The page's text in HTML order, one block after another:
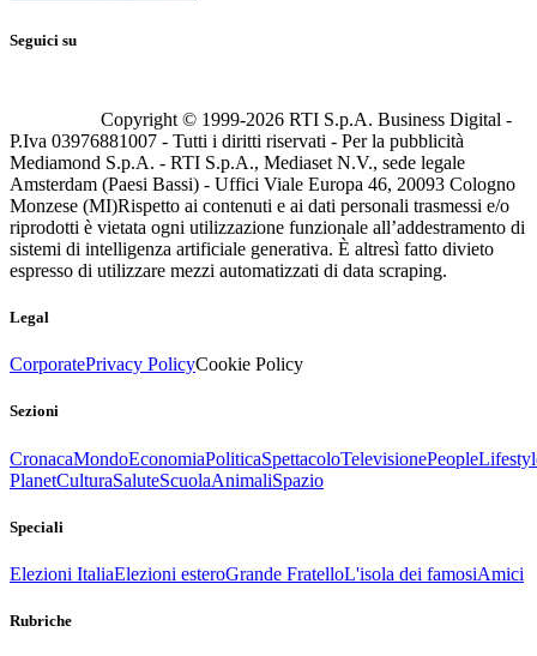
Seguici su
Copyright © 1999-2026 RTI S.p.A. Business Digital -
P.Iva 03976881007 - Tutti i diritti riservati - Per la pubblicità
Mediamond S.p.A. - RTI S.p.A., Mediaset N.V., sede legale
Amsterdam (Paesi Bassi) - Uffici Viale Europa 46, 20093 Cologno
Monzese (MI)Rispetto ai contenuti e ai dati personali trasmessi e/o
riprodotti è vietata ogni utilizzazione funzionale all’addestramento di
sistemi di intelligenza artificiale generativa. È altresì fatto divieto
espresso di utilizzare mezzi automatizzati di data scraping.
Legal
CorporatePrivacy PolicyCookie Policy
Sezioni
CronacaMondoEconomiaPoliticaSpettacoloTelevisionePeople
PlanetCulturaSaluteScuolaAnimaliSpazio
Speciali
Elezioni ItaliaElezioni esteroGrande FratelloL'isola dei famosiAmici
Rubriche